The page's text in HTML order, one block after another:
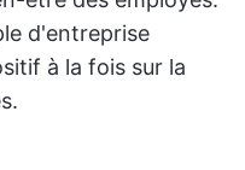
d'entreprise
à la fois sur la